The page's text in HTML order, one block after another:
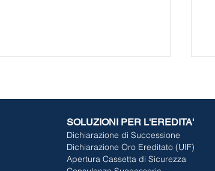
SOLUZIONI PER L'EREDITA'
Dichiarazione di Successione
Dichiarazione Oro Ereditato (UIF)
Apertura Cassetta di Sicurezza